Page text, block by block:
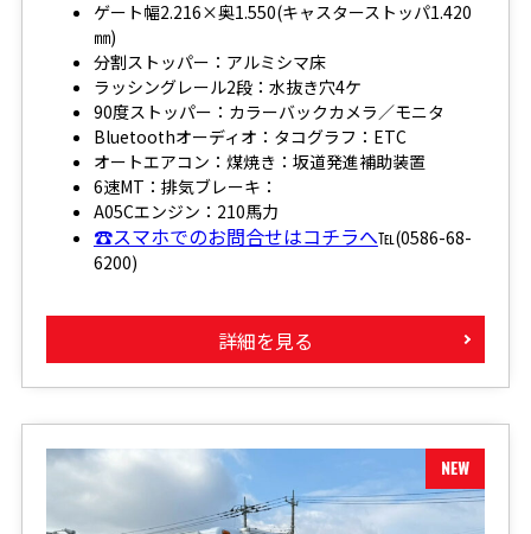
ゲート幅2.216×奥1.550(キャスターストッパ1.420
㎜)
分割ストッパー：アルミシマ床
ラッシングレール2段：水抜き穴4ケ
90度ストッパー：カラーバックカメラ／モニタ
Bluetoothオーディオ：タコグラフ：ETC
オートエアコン：煤焼き：坂道発進補助装置
6速MT：排気ブレーキ：
A05Cエンジン：210馬力
☎スマホでのお問合せはコチラへ℡(0586-68-
6200)
詳細を見る